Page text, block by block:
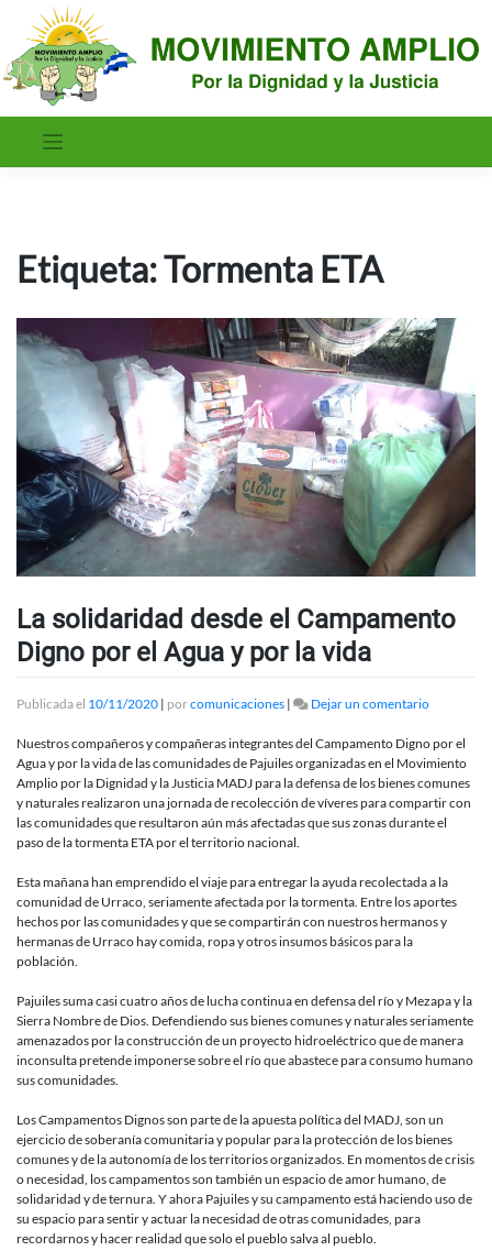
contenido
Etiqueta:Tormenta ETA
La solidaridad desde el Campamento
Digno por el Agua y por la vida
Publicada el 10/11/2020 | porcomunicaciones | Dejar un comentarioen
solidaridad
desde
el
Digno
Agua
y
por
Nuestros compañeros y compañeras integrantes del Campamento Digno por el
Agua y por la vida de las comunidades de Pajuiles organizadas en el Movimiento
Amplio por la Dignidad y la Justicia MADJ para la defensa de los bienes comunes
y naturales realizaron una jornada de recolección de víveres para compartir con
las comunidades que resultaron aún más afectadas que sus zonas durante el
paso de la tormenta ETA por el territorio nacional.
Esta mañana han emprendido el viaje para entregar la ayuda recolectada a la
comunidad de Urraco, seriamente afectada por la tormenta. Entre los aportes
hechos por las comunidades y que se compartirán con nuestros hermanos y
hermanas de Urraco hay comida, ropa y otros insumos básicos para la
población.
Pajuiles suma casi cuatro años de lucha continua en defensa del río y Mezapa y la
Sierra Nombre de Dios. Defendiendo sus bienes comunes y naturales seriamente
amenazados por la construcción de un proyecto hidroeléctrico que de manera
inconsulta pretende imponerse sobre el río que abastece para consumo humano
sus comunidades.
Los Campamentos Dignos son parte de la apuesta política del MADJ, son un
ejercicio de soberanía comunitaria y popular para la protección de los bienes
comunes y de la autonomía de los territorios organizados. En momentos de crisis
o necesidad, los campamentos son también un espacio de amor humano, de
solidaridad y de ternura. Y ahora Pajuiles y su campamento está haciendo uso de
su espacio para sentir y actuar la necesidad de otras comunidades, para
recordarnos y hacer realidad que solo el pueblo salva al pueblo.